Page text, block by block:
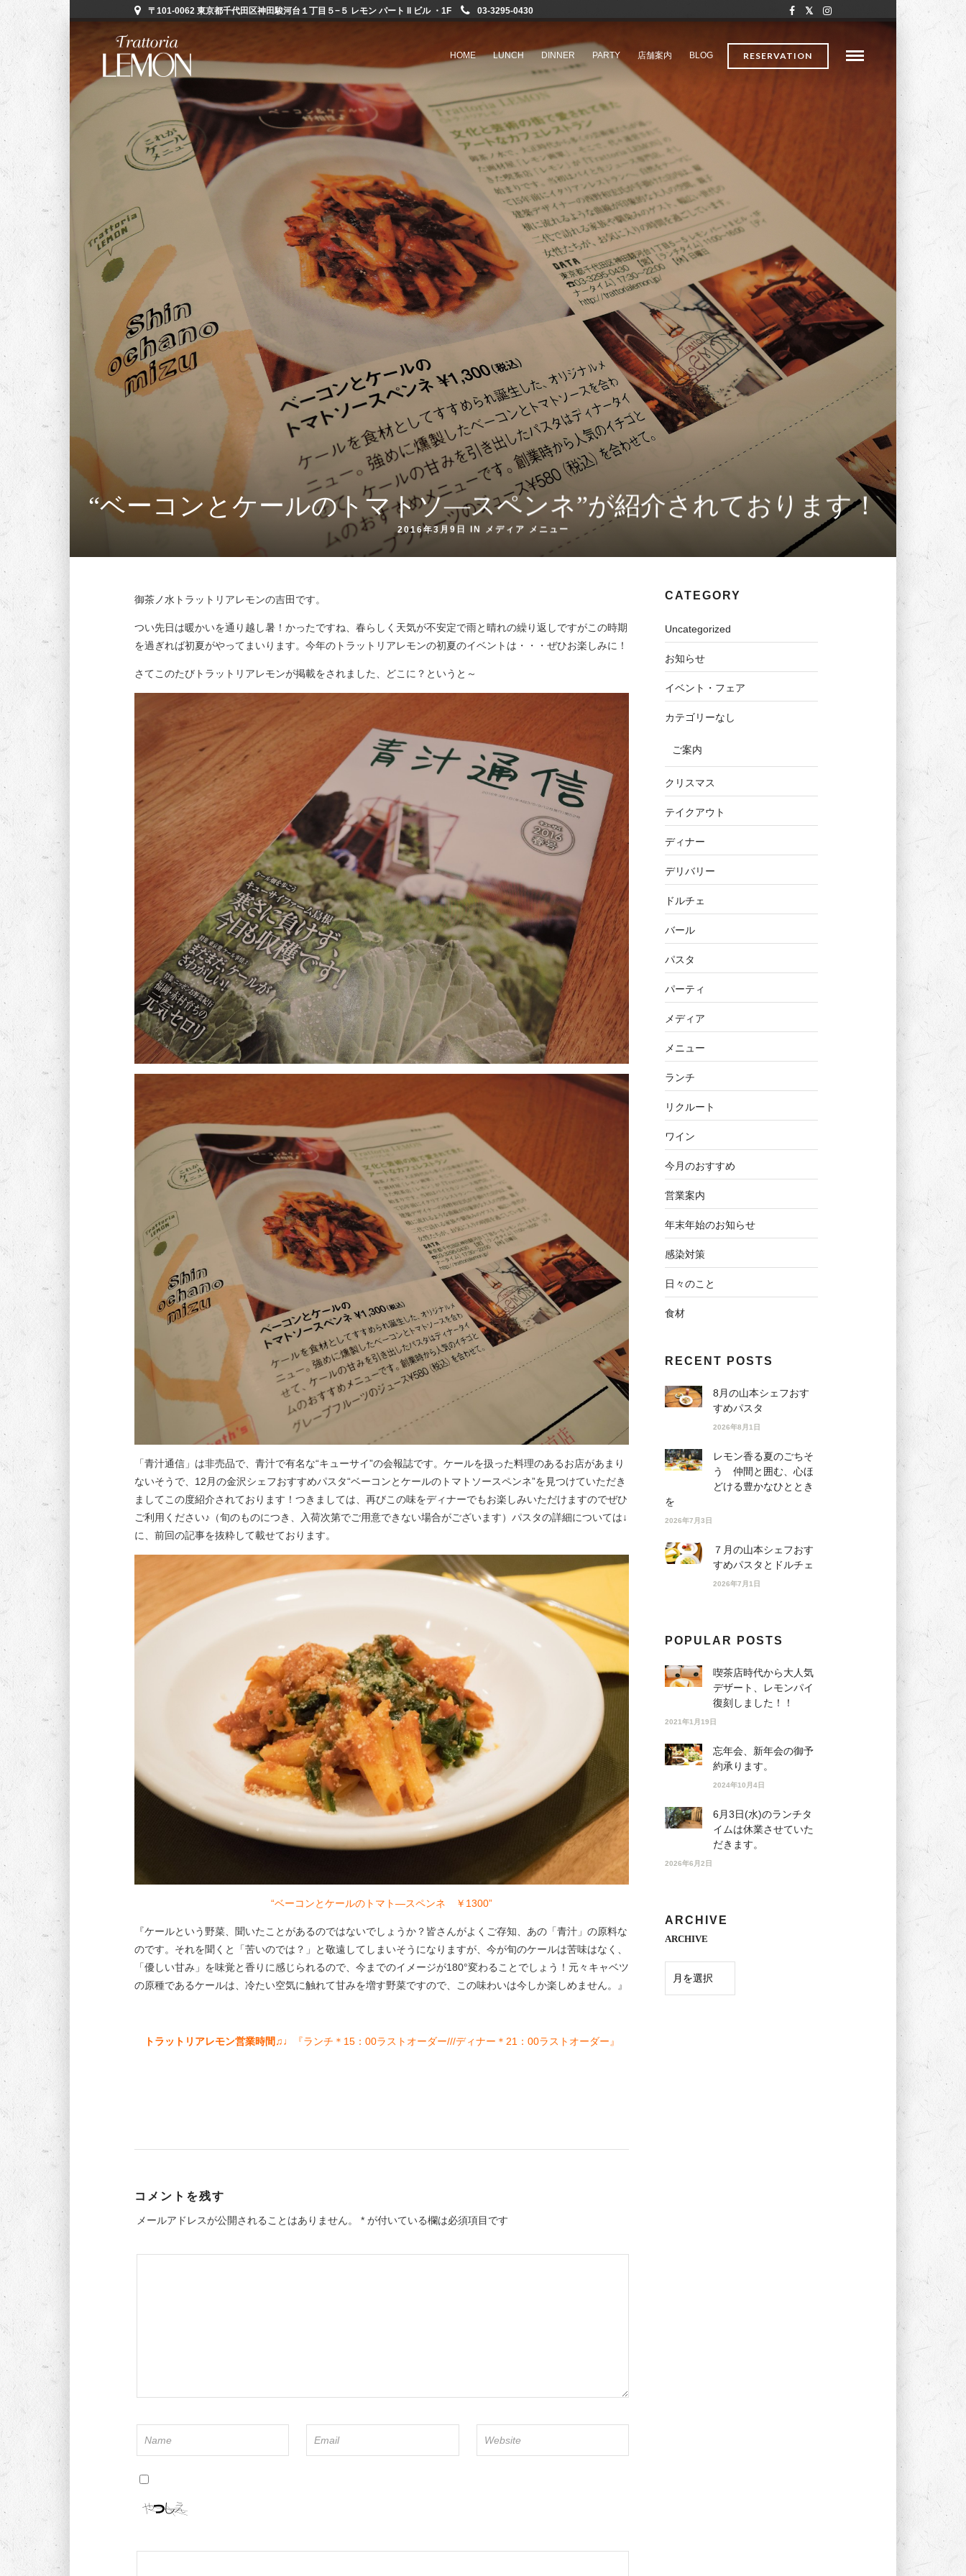
〒101-0062 東京都千代田区神田駿河台１丁目５−５ レモン パート II ビル ・1F 03-3295-0430
RESERVATION
HOME LUNCH DINNER PARTY 店舗案内 BLOG
“ベーコンとケールのトマトソ―スペンネ”が紹介されております！
2016年3月9日 IN メディア メニュー
御茶ノ水トラットリアレモンの吉田です。
つい先日は暖かいを通り越し暑！かったですね、春らしく天気が不安定で雨と晴れの繰り返しですがこの時期
を過ぎれば初夏がやってまいります。今年のトラットリアレモンの初夏のイベントは・・・ぜひお楽しみに！
さてこのたびトラットリアレモンが掲載をされました、どこに？というと～
「青汁通信」は非売品で、青汁で有名な“キューサイ”の会報誌です。ケールを扱った料理のあるお店があまり
ないそうで、12月の金沢シェフおすすめパスタ“ベーコンとケールのトマトソースペンネ”を見つけていただき
ましてこの度紹介されております！つきましては、再びこの味をディナーでもお楽しみいただけますのでぜひ
ご利用ください♪（旬のものにつき、入荷次第でご用意できない場合がございます）パスタの詳細については↓
に、前回の記事を抜粋して載せております。
“ベーコンとケールのトマト―スペンネ ￥1300”
『ケールという野菜、聞いたことがあるのではないでしょうか？皆さんがよくご存知、あの「青汁」の原料な
のです。それを聞くと「苦いのでは？」と敬遠してしまいそうになりますが、今が旬のケールは苦味はなく、
「優しい甘み」を味覚と香りに感じられるので、今までのイメージが180°変わることでしょう！元々キャベツ
の原種であるケールは、冷たい空気に触れて甘みを増す野菜ですので、この味わいは今しか楽しめません。』
トラットリアレモン営業時間♫♩ 『ランチ＊15：00ラストオーダー///ディナー＊21：00ラストオーダー』
コメントを残す
メールアドレスが公開されることはありません。 *が付いている欄は必須項目です
CATEGORY
Uncategorized
お知らせ
イベント・フェア
カテゴリーなし
ご案内
クリスマス
テイクアウト
ディナー
デリバリー
ドルチェ
バール
パスタ
パーティ
メディア
メニュー
ランチ
リクルート
ワイン
今月のおすすめ
営業案内
年末年始のお知らせ
感染対策
日々のこと
食材
RECENT POSTS
8月の山本シェフおす
すめパスタ
2026年8月1日
レモン香る夏のごちそ
う 仲間と囲む、心ほ
どける豊かなひととき
を
2026年7月3日
７月の山本シェフおす
すめパスタとドルチェ
2026年7月1日
POPULAR POSTS
喫茶店時代から大人気
デザート、レモンパイ
復刻しました！！
2021年1月19日
忘年会、新年会の御予
約承ります。
2024年10月4日
6月3日(水)のランチタ
イムは休業させていた
だきます。
2026年6月2日
ARCHIVE
ARCHIVE